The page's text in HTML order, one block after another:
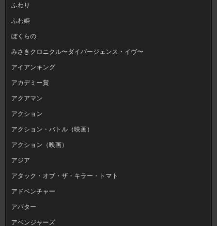
ふわり
ふわ姫
ぼくらの
みさきクロニクル〜ダイバージェンス・イヴ〜
アイアンキング
アカデミー賞
アクアマン
アクション
アクション・バトル（映画）
アクション（映画）
アジア
アタック・オブ・ザ・キラー・トマト
アドベンチャー
アバター
アベンジャーズ